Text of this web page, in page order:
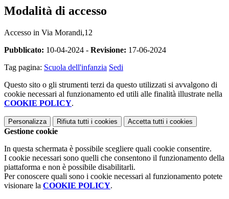
Modalità di accesso
Accesso in Via Morandi,12
Pubblicato: 10-04-2024 - Revisione: 17-06-2024
Tag pagina: Scuola dell'infanzia Sedi
Questo sito o gli strumenti terzi da questo utilizzati si avvalgono di
cookie necessari al funzionamento ed utili alle finalità illustrate nella
COOKIE POLICY.
Personalizza Rifiuta tutti i cookies Accetta tutti i cookies
Gestione cookie
In questa schermata è possibile scegliere quali cookie consentire.
I cookie necessari sono quelli che consentono il funzionamento della
piattaforma e non è possibile disabilitarli.
Per conoscere quali sono i cookie necessari al funzionamento potete
visionare la COOKIE POLICY.